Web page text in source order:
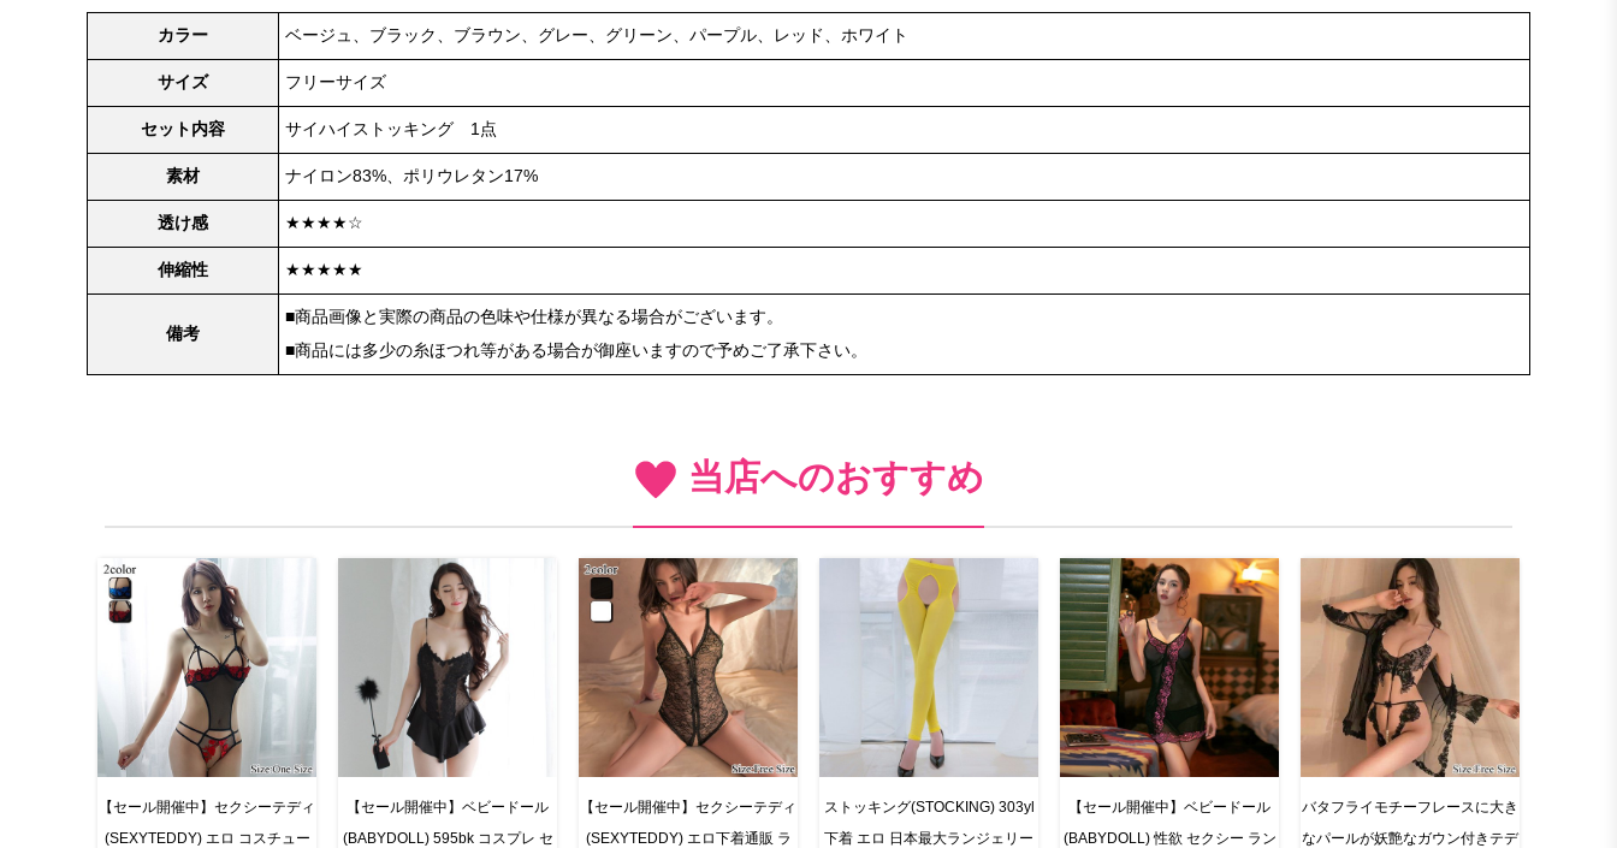
カラー ベージュ、ブラック、ブラウン、グレー、グリーン、パープル、レッド、ホワイト
サイズ フリーサイズ
セット内容 サイハイストッキング 1点
素材 ナイロン83%、ポリウレタン17%
透け感 ★★★★☆
伸縮性 ★★★★★
備考
■商品画像と実際の商品の色味や仕様が異なる場合がございます。
■商品には多少の糸ほつれ等がある場合が御座いますので予めご了承下さい。
当店へのおすすめ
【セール開催中】セクシーテディ
(SEXYTEDDY) エロ コスチュー
【セール開催中】ベビードール
(BABYDOLL) 595bk コスプレ セ
【セール開催中】セクシーテディ
(SEXYTEDDY) エロ下着通販 ラ
ストッキング(STOCKING) 303yl
下着 エロ 日本最大ランジェリー
【セール開催中】ベビードール
(BABYDOLL) 性欲 セクシー ラン
バタフライモチーフレースに大き
なパールが妖艶なガウン付きテデ